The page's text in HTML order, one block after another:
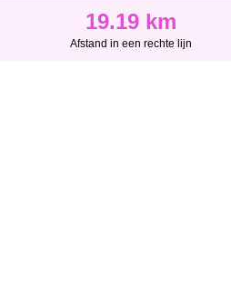
19.19 km
Afstand in een rechte lijn